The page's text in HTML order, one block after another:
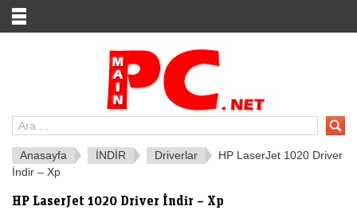
Anasayfa İNDİR Driverlar
HP LaserJet 1020 Driver
İndir – Xp
HP LaserJet 1020 Driver İndir – Xp